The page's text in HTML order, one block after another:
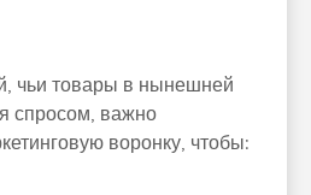
чьи товары в нынешней
спросом, важно
воронку, чтобы: